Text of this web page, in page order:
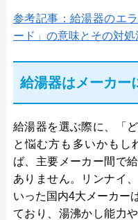
参考記事：給湯器のエ
ード」の意味とその対処
給湯器はメーカー
給湯器を選ぶ際に、「
と悩む方も多いかもし
ば、主要メーカー間で
ありません。リンナイ
いった国内4大メーカー
ており、湯沸かし能力